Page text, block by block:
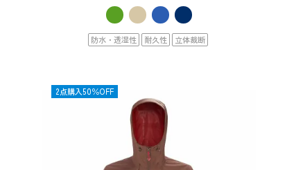
防水・透湿性 耐久性 立体裁断
OUTLET
2点購入50％OFF